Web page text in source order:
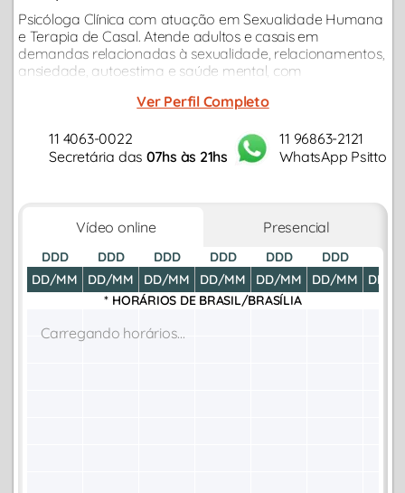
Psicóloga Clínica com atuação em Sexualidade Humana
e Terapia de Casal. Atende adultos e casais em
demandas relacionadas à sexualidade, relacionamentos,
ansiedade, autoestima e saúde mental, com
Ver Perfil Completo
11 4063-0022
Secretária das 07hs às 21hs
11 96863-2121
WhatsApp Psitto
Vídeo online Presencial
DDD
DD/MM
DDD
DD/MM
DDD
DD/MM
DDD
DD/MM
DDD
DD/MM
DDD
DD/MM
DD/
* HORÁRIOS DE BRASIL/BRASÍLIA
Carregando horários...